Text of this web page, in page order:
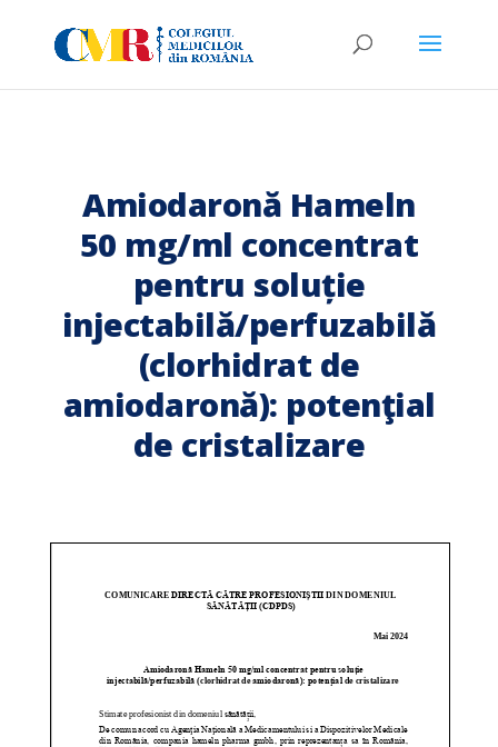
Amiodaronă Hameln
50 mg/ml concentrat
pentru soluție
injectabilă/perfuzabilă
(clorhidrat de
amiodaronă): potenţial
de cristalizare